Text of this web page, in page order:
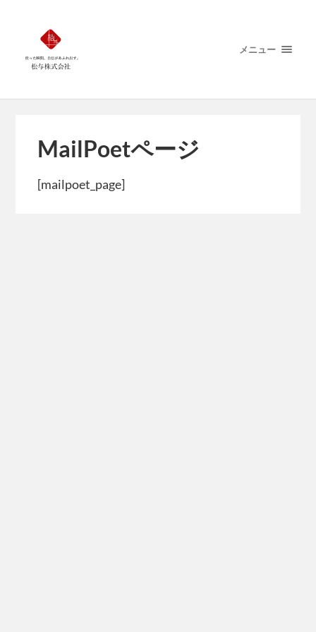
メニュー
MailPoetページ
[mailpoet_page]